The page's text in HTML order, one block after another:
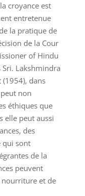
croyance est
entretenue
la pratique de
de la Cour
of Hindu
Lakshmindra
dans
non
éthiques que
elle peut aussi
des
qui sont
de la
peuvent
nourriture et de